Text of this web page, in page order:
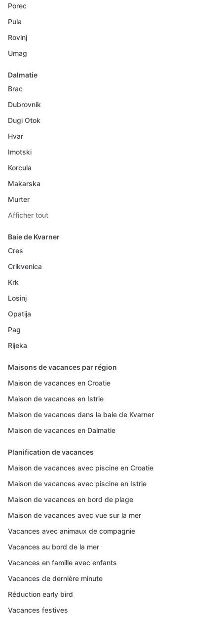
Porec
Pula
Rovinj
Umag
Dalmatie
Brac
Dubrovnik
Dugi Otok
Hvar
Imotski
Korcula
Makarska
Murter
Afficher tout
Baie de Kvarner
Cres
Crikvenica
Krk
Losinj
Opatija
Pag
Rijeka
Maisons de vacances par région
Maison de vacances en Croatie
Maison de vacances en Istrie
Maison de vacances dans la baie de Kvarner
Maison de vacances en Dalmatie
Planification de vacances
Maison de vacances avec piscine en Croatie
Maison de vacances avec piscine en Istrie
Maison de vacances en bord de plage
Maison de vacances avec vue sur la mer
Vacances avec animaux de compagnie
Vacances au bord de la mer
Vacances en famille avec enfants
Vacances de dernière minute
Réduction early bird
Vacances festives